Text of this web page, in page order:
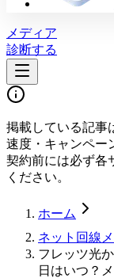
メディア
診断する
掲載している記事
速度・キャンペー
契約前には必ず各
ください。
ホーム
ネット回線
フレッツ光
日はいつ？